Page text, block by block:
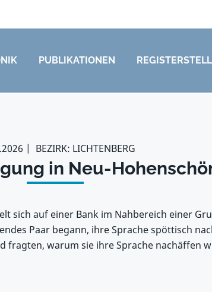
PUBLIKATIONEN
BEZIRK: LICHTENBERG
in Neu-
sich auf einer Bank im Nahbereich einer
Paar begann, ihre Sprache spöttisch
fragten, warum sie ihre Sprache nachäffen